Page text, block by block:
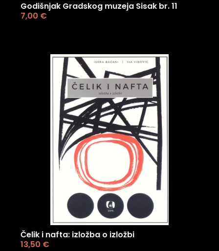
Godišnjak Gradskog muzeja Sisak br. 11
7,00 €
Čelik i nafta: izložba o izložbi
13,50 €